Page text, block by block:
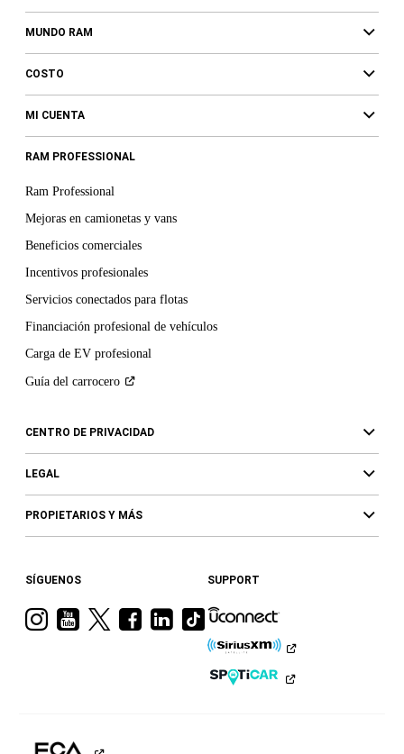
MUNDO RAM
COSTO
MI CUENTA
RAM PROFESSIONAL
Ram Professional
Mejoras en camionetas y vans
Beneficios comerciales
Incentivos profesionales
Servicios conectados para flotas
Financiación profesional de vehículos
Carga de EV profesional
Guía del carrocero
CENTRO DE PRIVACIDAD
LEGAL
PROPIETARIOS Y MÁS
SÍGUENOS
VisitaVisitaVisitaVisitaVisita
Ram
Visita
a
Ram
en
SUPPORT